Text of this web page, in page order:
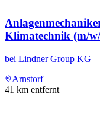
Klimatechnik (m/
bei Lindner Group KG
Arnstorf
41 km entfernt